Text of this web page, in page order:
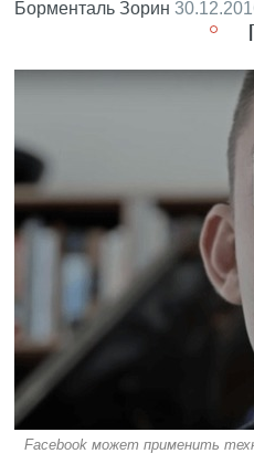
Борменталь Зорин
Facebook может применить